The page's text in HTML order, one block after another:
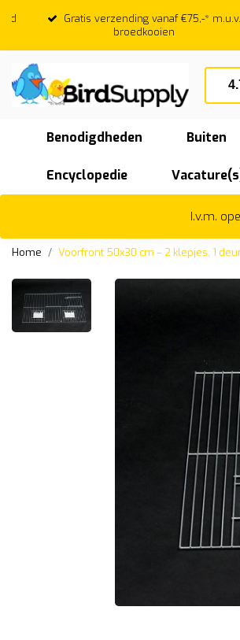
Gratis verzending vanaf €75,-* m.u.v.
broedkooien
Benodigdheden Buiten
Encyclopedie
I.v.m.
Home Voorfront 50x30 cm – 2 klepjes, 1